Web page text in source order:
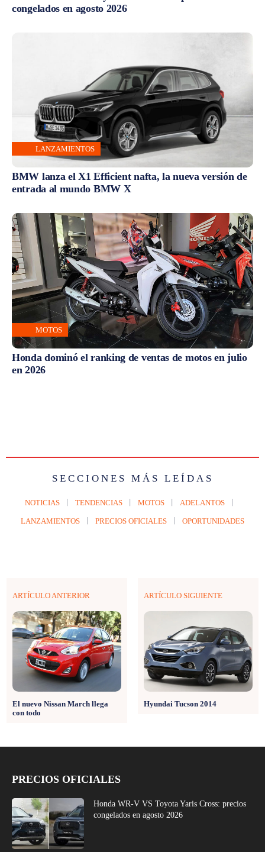
congelados en agosto 2026
LANZAMIENTOS
BMW lanza el X1 Efficient nafta, la nueva versión de
entrada al mundo BMW X
MOTOS
Honda dominó el ranking de ventas de motos en julio
en 2026
SECCIONES MÁS LEÍDAS
NOTICIAS TENDENCIAS MOTOS ADELANTOS
LANZAMIENTOS PRECIOS OFICIALES OPORTUNIDADES
ARTÍCULO ANTERIOR
El nuevo Nissan March llega
con todo
ARTÍCULO SIGUIENTE
Hyundai Tucson 2014
PRECIOS OFICIALES
Honda WR-V VS Toyota Yaris Cross: precios
congelados en agosto 2026